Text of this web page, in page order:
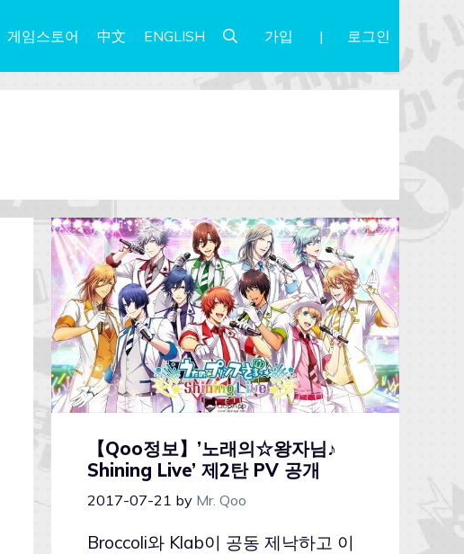
게임스토어 中文 ENGLISH 가입 로그인
【Qoo정보】’노래의☆왕자님♪
Shining Live’ 제2탄 PV 공개
2017-07-21 by Mr. Qoo
Broccoli와 Klab이 공동 제낙하고 이